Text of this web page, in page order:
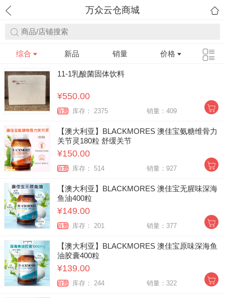
万众云仓商城
商品/店铺搜索
综合 新品 销量 价格
11-1乳酸菌固体饮料
¥550.00
自营 库存： 2375 销量：409
【澳大利亚】BLACKMORES 澳佳宝氨糖维骨力
关节灵180粒 舒缓关节
¥150.00
自营 库存： 514 销量：927
【澳大利亚】BLACKMORES 澳佳宝无腥味深海
鱼油400粒
¥149.00
自营 库存： 201 销量：377
【澳大利亚】BLACKMORES 澳佳宝原味深海鱼
油胶囊400粒
¥139.00
自营 库存： 244 销量：322